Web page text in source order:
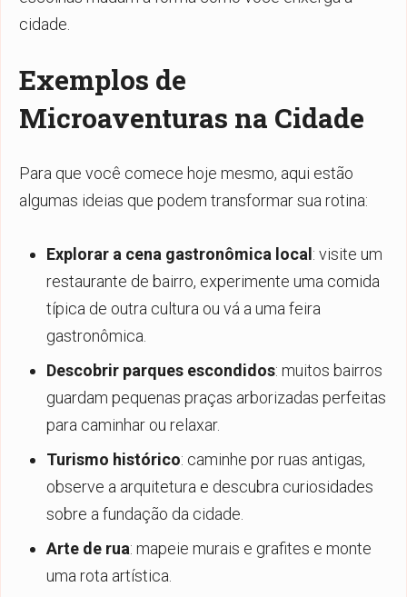
cidade.
Exemplos de
Microaventuras na Cidade
Para que você comece hoje mesmo, aqui estão
algumas ideias que podem transformar sua rotina:
Explorar a cena gastronômica local : visite um
restaurante de bairro, experimente uma comida
típica de outra cultura ou vá a uma feira
gastronômica.
Descobrir parques escondidos: muitos bairros
guardam pequenas praças arborizadas perfeitas
para caminhar ou relaxar.
Turismo histórico: caminhe por ruas antigas,
observe a arquitetura e descubra curiosidades
sobre a fundação da cidade.
Arte de rua: mapeie murais e grafites e monte
uma rota artística.